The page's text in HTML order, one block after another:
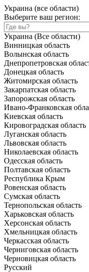
Украина (все области)
Выберите ваш регион:
Украина (Все области)
Винницкая область
Волынская область
Днепропетровская
Донецкая область
Житомирская область
Закарпатская область
Запорожская область
Ивано-Франковская
Киевская область
Кировоградская область
Луганская область
Львовская область
Николаевская область
Одесская область
Полтавская область
Республика Крым
Ровенская область
Сумская область
Тернопольская область
Харьковская область
Херсонская область
Хмельницкая область
Черкасская область
Черниговская область
Черновицкая область
Русский